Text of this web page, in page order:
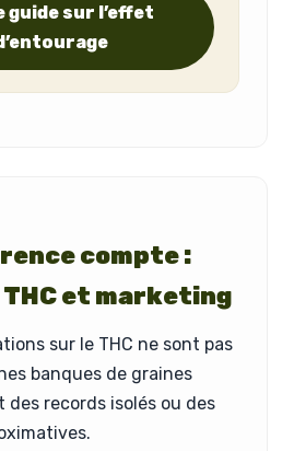
guide sur l’effet
compte :
et marketing
sur le THC ne sont pas
banques de graines
records isolés ou des